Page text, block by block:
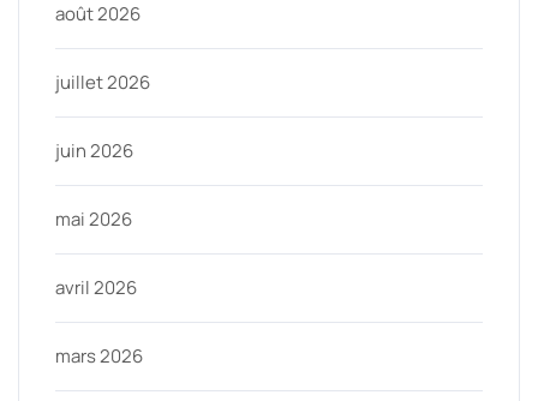
août 2026
juillet 2026
juin 2026
mai 2026
avril 2026
mars 2026